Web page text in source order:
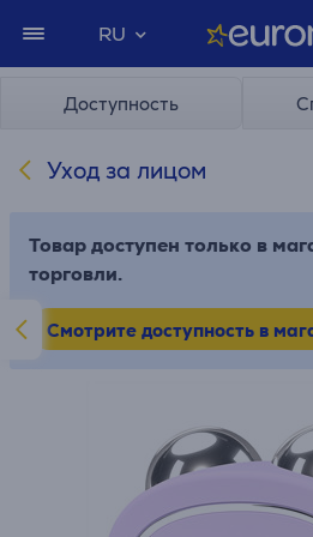
RU
Доступность
Уход за лицом
Товар доступен только в
торговли.
Смотрите доступность в